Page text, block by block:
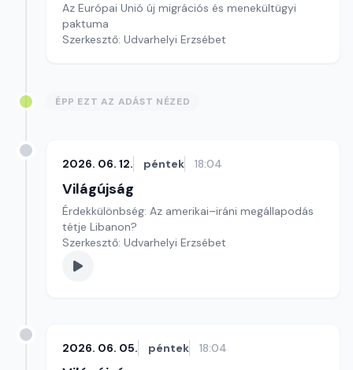
Az Európai Unió új migrációs és menekültügyi
paktuma
Szerkesztő: Udvarhelyi Erzsébet
ÉPP EZT AZ ADÁST NÉZED
2026. 06. 12. péntek 18:04
Világújság
Érdekkülönbség: Az amerikai–iráni megállapodás
tétje Libanon?
Szerkesztő: Udvarhelyi Erzsébet
2026. 06. 05. péntek 18:04